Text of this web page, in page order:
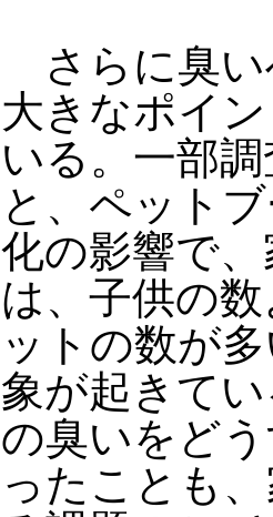
さらに臭い
大きなポイ
いる。一部
と、ペット
化の影響で
は、子供の
ットの数が
象が起きて
の臭いをど
ったことも